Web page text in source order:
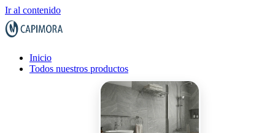
Ir al contenido
Inicio
Todos nuestros productos